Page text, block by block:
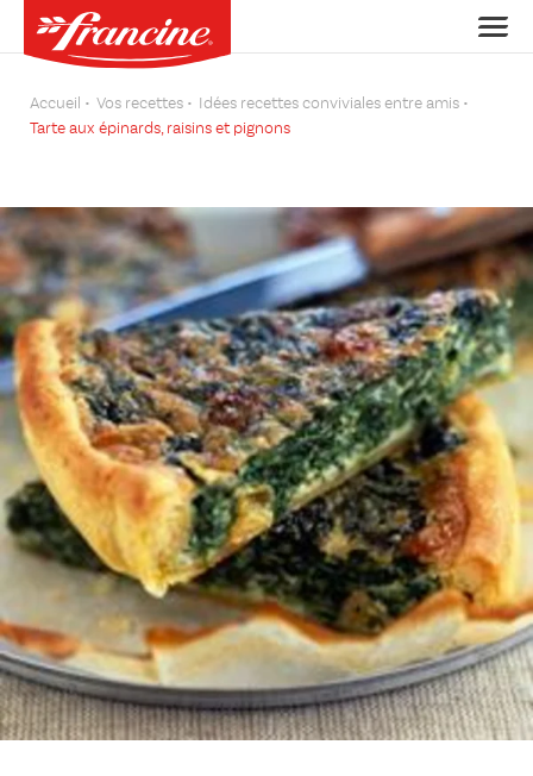
Accueil Vos recettes
Idées recettes conviviales entre amis
Tarte aux épinards, raisins et pignons